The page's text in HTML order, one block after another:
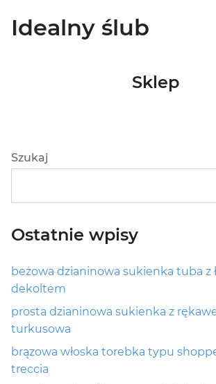
Idealny ślub
Sklep
Szukaj
Ostatnie wpisy
beżowa dzianinowa sukienka tuba z
dekoltem
prosta dzianinowa sukienka z
turkusowa
brązowa włoska torebka typu
treccia